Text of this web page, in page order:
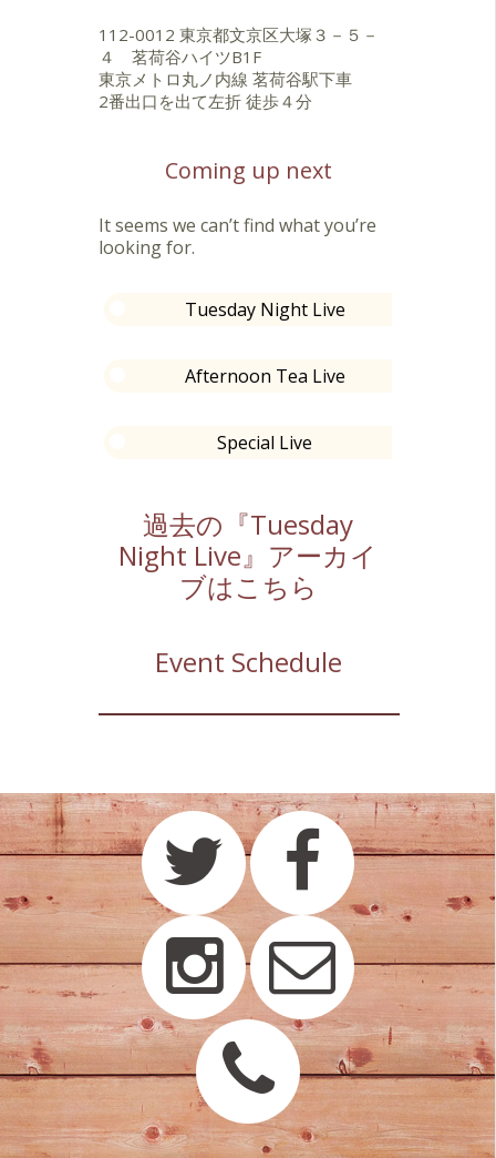
112-0012 東京都文京区大塚３－５－
４ 茗荷谷ハイツB1F
東京メトロ丸ノ内線 茗荷谷駅下車
2番出口を出て左折 徒歩４分
Coming up next
It seems we can’t find what you’re
looking for.
Tuesday Night Live
Afternoon Tea Live
Special Live
過去の『Tuesday
Night Live』アーカイ
ブはこちら
Event Schedule